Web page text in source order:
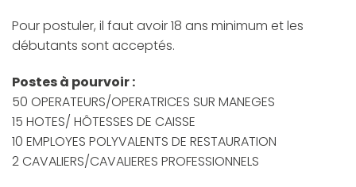
Pour postuler, il faut avoir 18 ans minimum et les
débutants sont acceptés.
Postes à pourvoir :
50 OPERATEURS/OPERATRICES SUR MANEGES
15 HOTES/ HÔTESSES DE CAISSE
10 EMPLOYES POLYVALENTS DE RESTAURATION
2 CAVALIERS/CAVALIERES PROFESSIONNELS